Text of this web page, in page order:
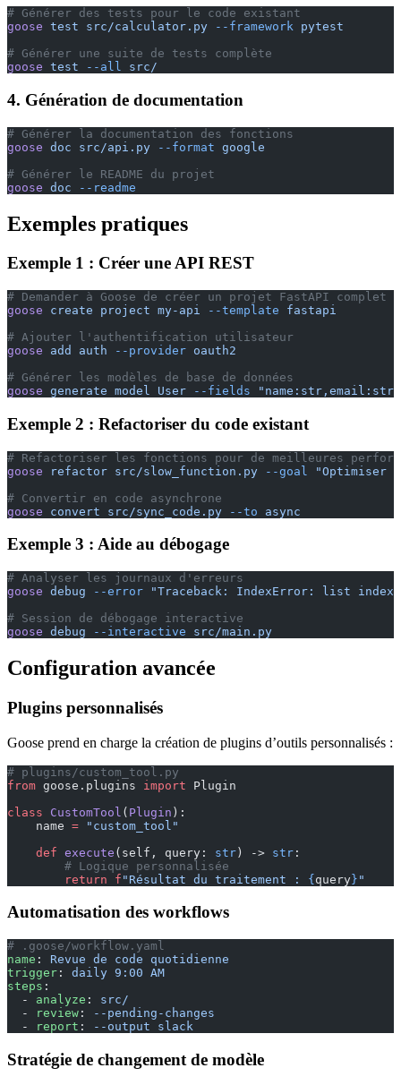
# Générer des tests pour le code existant
goose test src/calculator.py --framework pytest
# Générer une suite de tests complète
goose test --all src/
4. Génération de documentation
# Générer la documentation des fonctions
goose doc src/api.py --format google
# Générer le README du projet
goose doc --readme
Exemples pratiques
Exemple 1 : Créer une API REST
# Demander à Goose de créer un projet FastAPI complet
goose create project my-api --template fastapi
# Ajouter l'authentification utilisateur
goose add auth --provider oauth2
# Générer les modèles de base de données
goose generate model User --fields
Exemple 2 : Refactoriser du code existant
# Refactoriser les fonctions pour de meilleures
goose refactor src/slow_function.py --goal
"Optimiser
# Convertir en code asynchrone
goose convert src/sync_code.py --to async
Exemple 3 : Aide au débogage
# Analyser les journaux d'erreurs
goose debug --error "Traceback: IndexError: list index
# Session de débogage interactive
goose debug --interactive src/main.py
Configuration avancée
Plugins personnalisés
Goose prend en charge la création de plugins d’outils personnalisés :
# plugins/custom_tool.py
from goose.plugins import Plugin
class CustomTool ( Plugin ):
    name
= "custom_tool"
    def
execute (self, query: str) -> str :
        # Logique personnalisée
        return
f "Résultat du traitement : {query} "
Automatisation des workflows
# .goose/workflow.yaml
name : Revue de code quotidienne
trigger : daily 9:00 AM
steps :
  -
analyze : src/
  -
review :
--pending-changes
  -
report : --output slack
Stratégie de changement de modèle